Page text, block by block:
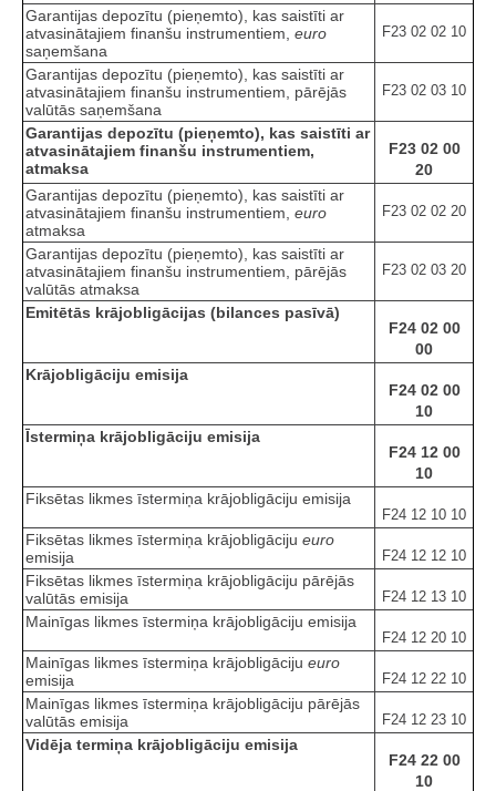
Garantijas depozītu (pieņemto), kas saistīti ar
atvasinātajiem finanšu instrumentiem, euro
saņemšana
F23 02 02 10
Garantijas depozītu (pieņemto), kas saistīti ar
atvasinātajiem finanšu instrumentiem, pārējās
valūtās saņemšana
F23 02 03 10
Garantijas depozītu (pieņemto), kas saistīti ar
atvasinātajiem finanšu instrumentiem,
atmaksa
F23 02 00
20
Garantijas depozītu (pieņemto), kas saistīti ar
atvasinātajiem finanšu instrumentiem, euro
atmaksa
F23 02 02 20
Garantijas depozītu (pieņemto), kas saistīti ar
atvasinātajiem finanšu instrumentiem, pārējās
valūtās atmaksa
F23 02 03 20
Emitētās krājobligācijas (bilances pasīvā)
F24 02 00
00
Krājobligāciju emisija
F24 02 00
10
Īstermiņa krājobligāciju emisija
F24 12 00
10
Fiksētas likmes īstermiņa krājobligāciju emisija
F24 12 10 10
Fiksētas likmes īstermiņa krājobligāciju euro
emisija
F24 12 12 10
Fiksētas likmes īstermiņa krājobligāciju pārējās
valūtās emisija
F24 12 13 10
Mainīgas likmes īstermiņa krājobligāciju emisija
F24 12 20 10
Mainīgas likmes īstermiņa krājobligāciju euro
emisija
F24 12 22 10
Mainīgas likmes īstermiņa krājobligāciju pārējās
valūtās emisija
F24 12 23 10
Vidēja termiņa krājobligāciju emisija
F24 22 00
10